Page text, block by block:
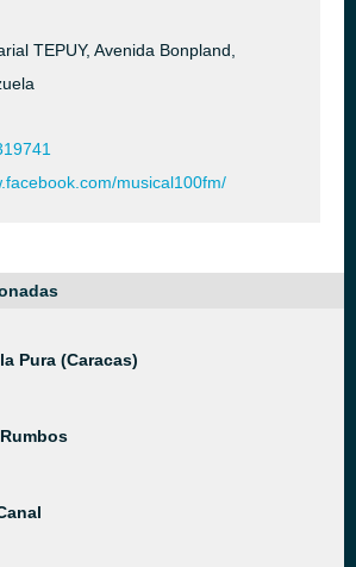
TEPUY, Avenida Bonpland,
musical100fm/
Pura (Caracas)